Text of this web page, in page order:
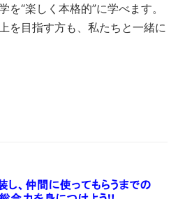
を“楽しく本格的”に学べます。
を目指す方も、私たちと一緒に